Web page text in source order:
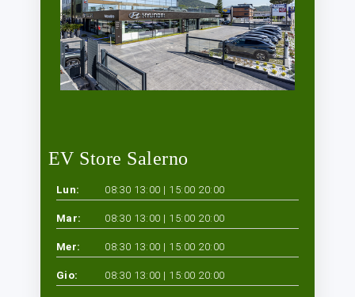
EV Store Salerno
Lun: 08:30 13:00 | 15:00 20:00
Mar: 08:30 13:00 | 15:00 20:00
Mer: 08:30 13:00 | 15:00 20:00
Gio: 08:30 13:00 | 15:00 20:00